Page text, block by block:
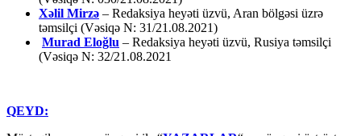
Xəlil Mirzə – Redaksiya heyəti üzvü, Aran bölgəsi üzrə
təmsilçi (Vəsiqə N: 31/21.08.2021)
Murad Eloğlu – Redaksiya heyəti üzvü, Rusiya təmsilçi
(Vəsiqə N: 32/21.08.2021
QEYD: